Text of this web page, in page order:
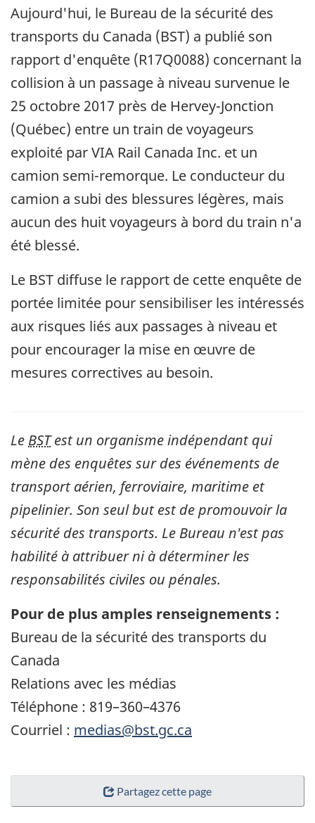
Aujourd'hui, le Bureau de la sécurité des
transports du Canada (BST) a publié son
rapport d'enquête (R17Q0088) concernant la
collision à un passage à niveau survenue le
25 octobre 2017 près de Hervey-Jonction
(Québec) entre un train de voyageurs
exploité par VIA Rail Canada Inc. et un
camion semi-remorque. Le conducteur du
camion a subi des blessures légères, mais
aucun des huit voyageurs à bord du train n'a
été blessé.
Le BST diffuse le rapport de cette enquête de
portée limitée pour sensibiliser les intéressés
aux risques liés aux passages à niveau et
pour encourager la mise en œuvre de
mesures correctives au besoin.
Le BSTest un organisme indépendant qui
mène des enquêtes sur des événements de
transport aérien, ferroviaire, maritime et
pipelinier. Son seul but est de promouvoir la
sécurité des transports. Le Bureau n'est pas
habilité à attribuer ni à déterminer les
responsabilités civiles ou pénales.
Pour de plus amples renseignements :
Bureau de la sécurité des transports du
Canada
Relations avec les médias
Téléphone : 819–360–4376
Courriel : medias@bst.gc.ca
Partagez cette page